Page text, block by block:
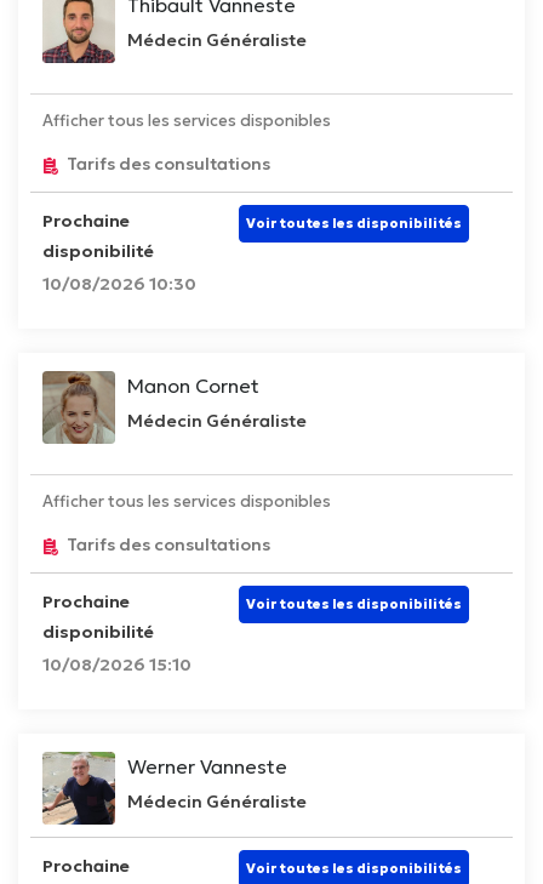
Thibault Vanneste
Médecin Généraliste
Afficher tous les services disponibles
Tarifs des consultations
Prochaine
disponibilité
10/08/2026 10:30
Voir toutes les disponibilités
Manon Cornet
Médecin Généraliste
Afficher tous les services disponibles
Tarifs des consultations
Prochaine
disponibilité
10/08/2026 15:10
Voir toutes les disponibilités
Werner Vanneste
Médecin Généraliste
Prochaine
Voir toutes les disponibilités